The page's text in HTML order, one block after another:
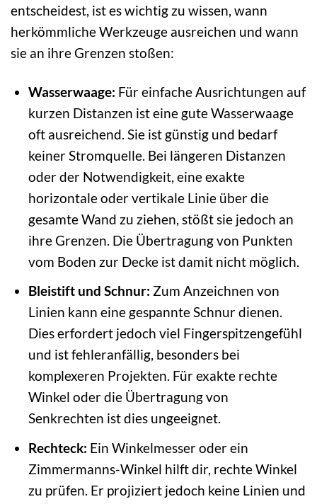
entscheidest, ist es wichtig zu wissen, wann
herkömmliche Werkzeuge ausreichen und wann
sie an ihre Grenzen stoßen:
Wasserwaage: Für einfache Ausrichtungen auf
kurzen Distanzen ist eine gute Wasserwaage
oft ausreichend. Sie ist günstig und bedarf
keiner Stromquelle. Bei längeren Distanzen
oder der Notwendigkeit, eine exakte
horizontale oder vertikale Linie über die
gesamte Wand zu ziehen, stößt sie jedoch an
ihre Grenzen. Die Übertragung von Punkten
vom Boden zur Decke ist damit nicht möglich.
Bleistift und Schnur: Zum Anzeichnen von
Linien kann eine gespannte Schnur dienen.
Dies erfordert jedoch viel Fingerspitzengefühl
und ist fehleranfällig, besonders bei
komplexeren Projekten. Für exakte rechte
Winkel oder die Übertragung von
Senkrechten ist dies ungeeignet.
Rechteck: Ein Winkelmesser oder ein
Zimmermanns-Winkel hilft dir, rechte Winkel
zu prüfen. Er projiziert jedoch keine Linien und